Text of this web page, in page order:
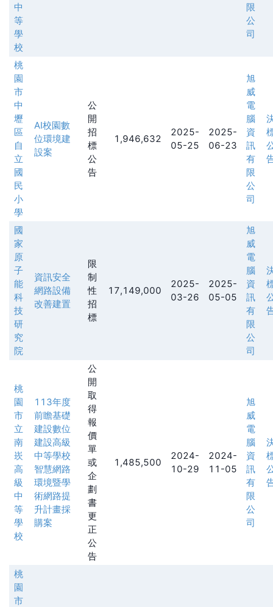
中
等
學
校
限
公
司
桃
園
市
中
壢
區
自
立
國
民
小
學
AI校園數
位環境建
設案
公
開
招
標
公
告
1,946,632
2025-
05-25
2025-
06-23
旭
威
電
腦
資
訊
有
限
公
司
國
家
原
子
能
科
技
研
究
院
資訊安全
網路設備
改善建置
限
制
性
招
標
17,149,000
2025-
03-26
2025-
05-05
旭
威
電
腦
資
訊
有
限
公
司
桃
園
市
立
南
崁
高
級
中
等
學
校
113年度
前瞻基礎
建設數位
建設高級
中等學校
智慧網路
環境暨學
術網路提
升計畫採
購案
公
開
取
得
報
價
單
或
企
劃
書
更
正
公
告
1,485,500
2024-
10-29
2024-
11-05
旭
威
電
腦
資
訊
有
限
公
司
桃
園
市